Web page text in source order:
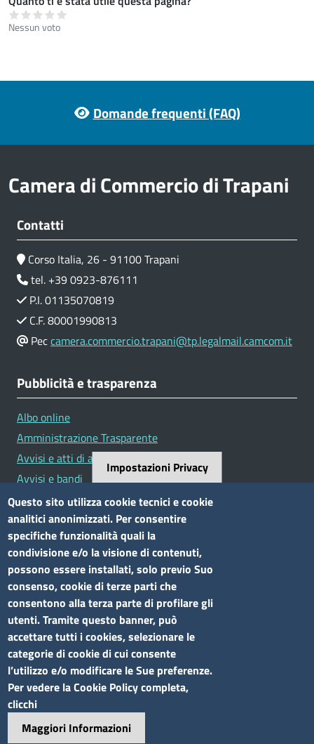
Nessun voto
Domande frequenti (FAQ)
Camera di Commercio di Trapani
Contatti
Corso Italia, 26 - 91100 Trapani
tel. +39 0923-876111
P.I. 01135070819
C.F. 80001990813
Peccamera.commercio.trapani@tp.legalmail.camcom.it
Pubblicità e trasparenza
Albo online
Amministrazione Trasparente
Avvisi e atti di altre Amministrazioni
Avvisi e bandi
Bandi di concorso
Siti tematici
Elenco siti tematici
Seguici su
Sito web
Accesso riservato
Mappa del sito
Impostazioni Privacy
Questo sito utilizza cookie tecnici e cookie
analitici anonimizzati. Per consentire
specifiche funzionalità quali la
condivisione e/o la visione di contenuti,
possono essere installati, solo previo Suo
consenso, cookie di terze parti che
consentono alla terza parte di profilare gli
utenti. Tramite questo banner, può
accettare tutti i cookies, selezionare le
categorie di cookie di cui consente
l’utilizzo e/o modificare le Sue preferenze.
Per vedere la Cookie Policy completa,
clicchi
Maggiori Informazioni